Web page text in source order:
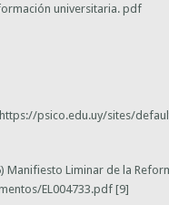
universitaria. pdf
psico.edu.uy/sites/
Manifiesto Liminar de la
EL004733.pdf [9]